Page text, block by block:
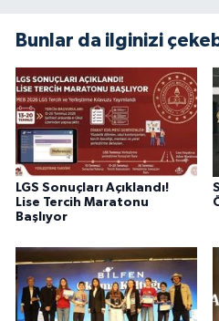
Bunlar da ilginizi
LGS Sonuçları Açıklandı!
Lise Tercih Maratonu
Başlıyor